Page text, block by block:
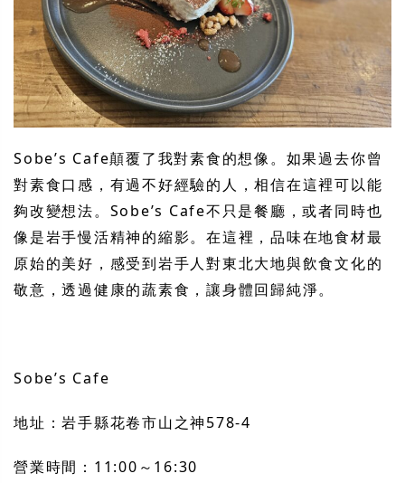
Sobe’s Cafe顛覆了我對素食的想像。如果過去你曾
對素食口感，有過不好經驗的人，相信在這裡可以能
夠改變想法。Sobe’s Cafe不只是餐廳，或者同時也
像是岩手慢活精神的縮影。在這裡，品味在地食材最
原始的美好，感受到岩手人對東北大地與飲食文化的
敬意，透過健康的蔬素食，讓身體回歸純淨。
Sobe’s Cafe
地址：岩手縣花卷市山之神578-4
營業時間：11:00～16:30